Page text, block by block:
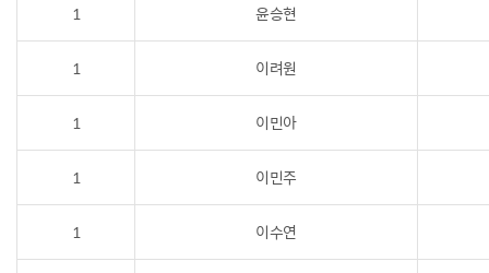
1 윤승현
1 이려원
1 이민아
1 이민주
1 이수연